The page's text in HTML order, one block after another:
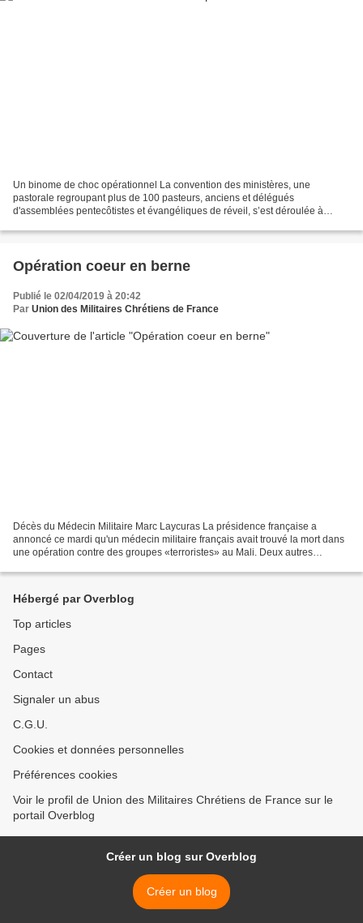
Un binome de choc opérationnel La convention des ministères, une
pastorale regroupant plus de 100 pasteurs, anciens et délégués
d'assemblées pentecôtistes et évangéliques de réveil, s’est déroulée à
Opération coeur en berne
Publié le 02/04/2019 à 20:42
Par Union des Militaires Chrétiens de France
Décès du Médecin Militaire Marc Laycuras La présidence française a
annoncé ce mardi qu'un médecin militaire français avait trouvé la mort dans
une opération contre des groupes «terroristes» au Mali. Deux autres
Hébergé par Overblog
Top articles
Pages
Contact
Signaler un abus
C.G.U.
Cookies et données personnelles
Préférences cookies
Voir le profil de Union des Militaires Chrétiens de France sur le
portail Overblog
Créer un blog sur Overblog
Créer un blog